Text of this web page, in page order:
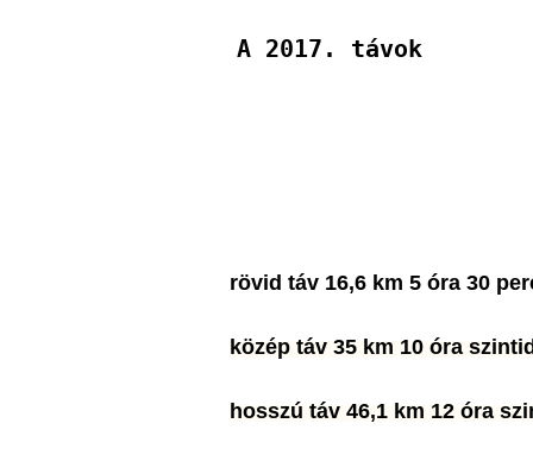
A 2017. távok
rövid táv 16,6 km 5 óra 30
közép táv 35 km 10 óra
hosszú táv 46,1 km 12 óra